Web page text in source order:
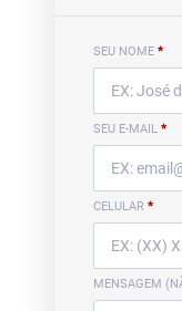
SEU NOME *
SEU E-MAIL *
CELULAR *
MENSAGEM